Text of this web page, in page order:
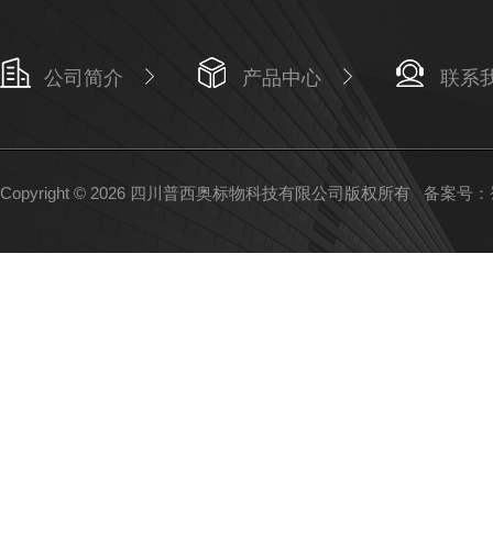
公司简介 产品中心 联系
Copyright © 2026 四川普西奥标物科技有限公司版权所有 备案号：